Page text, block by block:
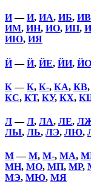
И—И, ИА, ИБ, ИВ
ИМ, ИН, ИО, ИП,
ИЮ, ИЯ
Й—Й, ЙЕ, ЙИ, ЙО
К—К, К-, КА, КВ,
КС, КТ, КУ, КХ,
Л—Л, ЛА, ЛЕ,
ЛЫ, ЛЬ, ЛЭ, ЛЮ,
М—М, М-, МА,
МН, МО, МП, МР,
МЭ, МЮ, МЯ